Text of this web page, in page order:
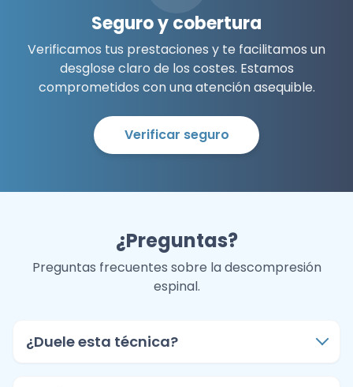
Seguro y cobertura
Verificamos tus prestaciones y te facilitamos un
desglose claro de los costes. Estamos
comprometidos con una atención asequible.
Verificar seguro
¿Preguntas?
Preguntas frecuentes sobre la descompresión
espinal.
¿Duele esta técnica?